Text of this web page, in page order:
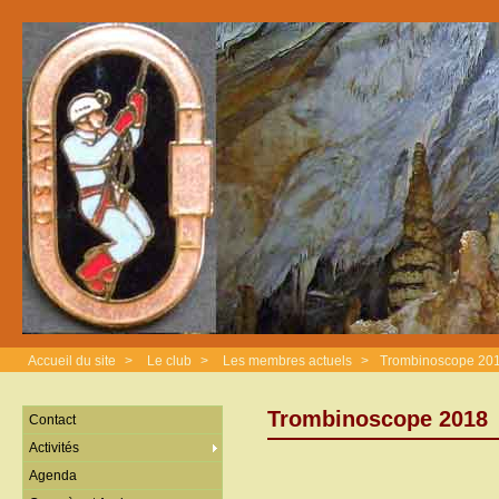
Accueil du site > Le club > Les membres actuels > Trombinoscope
Trombinoscope 2018
Contact
Activités
Agenda